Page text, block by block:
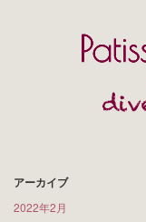
アーカイブ
2022年2月